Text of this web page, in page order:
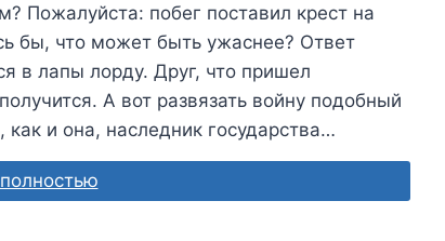
Пожалуйста: побег поставил крест на
бы, что может быть ужаснее? Ответ
в лапы лорду. Друг, что пришел
А вот развязать войну подобный
и она, наследник государства…